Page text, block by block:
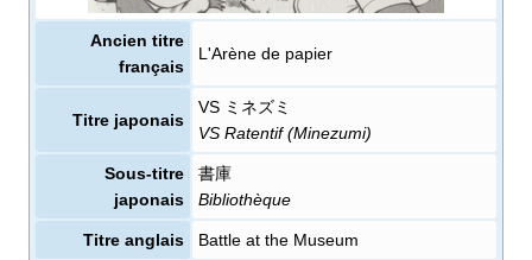
Ancien titre
français
L'Arène de papier
Titre japonais
VS ミネズミ
VS Ratentif (Minezumi)
Sous-titre
japonais
書庫
Bibliothèque
Titre anglais Battle at the Museum